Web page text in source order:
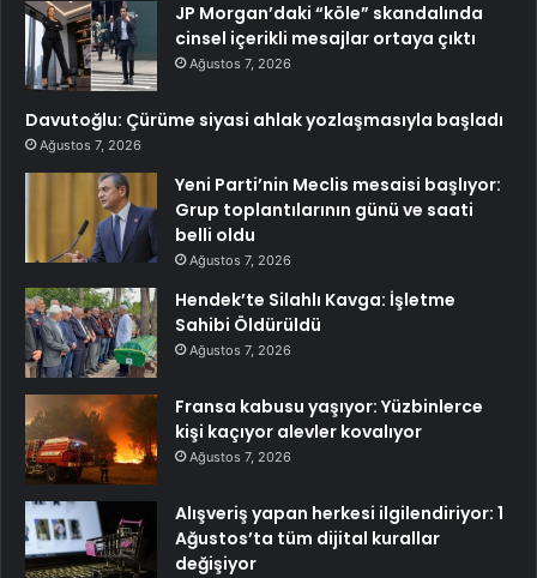
JP Morgan’daki “köle” skandalında
cinsel içerikli mesajlar ortaya çıktı
Ağustos 7, 2026
Davutoğlu: Çürüme siyasi ahlak yozlaşmasıyla başladı
Ağustos 7, 2026
Yeni Parti’nin Meclis mesaisi başlıyor:
Grup toplantılarının günü ve saati
belli oldu
Ağustos 7, 2026
Hendek’te Silahlı Kavga: İşletme
Sahibi Öldürüldü
Ağustos 7, 2026
Fransa kabusu yaşıyor: Yüzbinlerce
kişi kaçıyor alevler kovalıyor
Ağustos 7, 2026
Alışveriş yapan herkesi ilgilendiriyor: 1
Ağustos’ta tüm dijital kurallar
değişiyor